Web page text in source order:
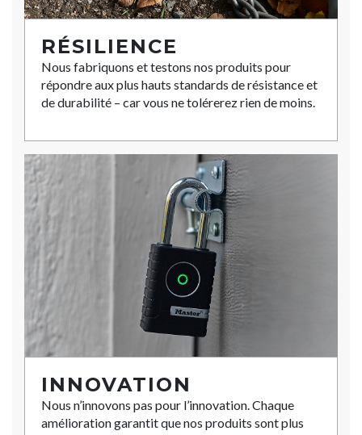
RÉSILIENCE
Nous fabriquons et testons nos produits pour
répondre aux plus hauts standards de résistance et
de durabilité – car vous ne tolérerez rien de moins.
INNOVATION
Nous n’innovons pas pour l’innovation. Chaque
amélioration garantit que nos produits sont plus